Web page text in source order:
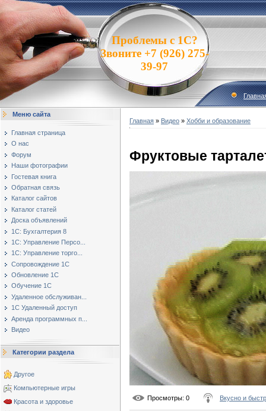
Проблемы с 1С?
Звоните +7 (926) 275-
39-97
Меню сайта
Главная страница
О нас
Форум
Наши фотографии
Гостевая книга
Обратная связь
Каталог сайтов
Каталог статей
Доска объявлений
1С: Бухгалтерия 8
1С: Управление Персо...
1С: Управление торго...
Сопровождение 1С
Обновление 1С
Обучение 1С
Удаленное обслуживан...
1С Удаленный доступ
Аренда программных п...
Видео
Категории раздела
Другое
Компьютерные игры
Красота и здоровье
Главная » Видео » Хобби и образование
Фруктовые
Просмотры: 0 Вкусно и